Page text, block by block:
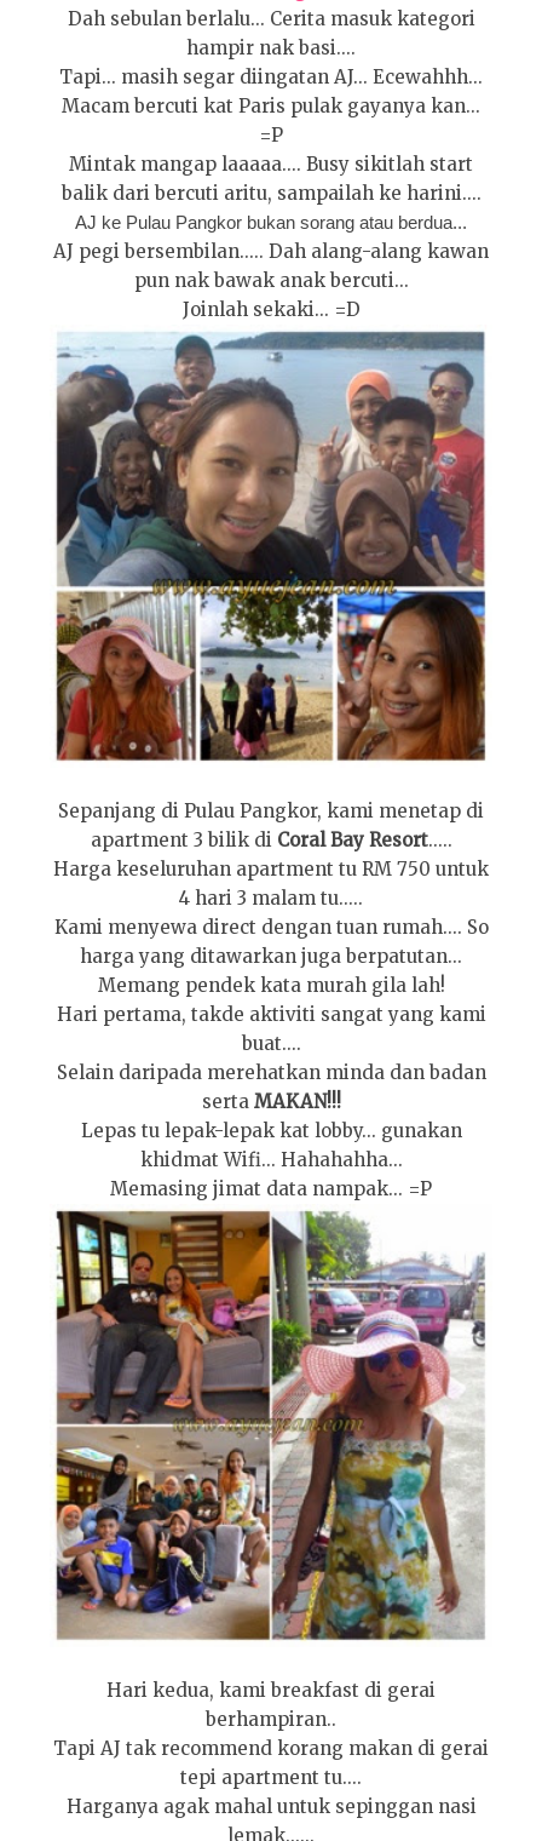
Dah sebulan berlalu... Cerita masuk kategori
hampir nak basi....
Tapi... masih segar diingatan AJ... Ecewahhh...
Macam bercuti kat Paris pulak gayanya kan...
=P
Mintak mangap laaaaa.... Busy sikitlah start
balik dari bercuti aritu, sampailah ke harini....
AJ ke Pulau Pangkor bukan sorang atau berdua...
AJ pegi bersembilan..... Dah alang-alang kawan
pun nak bawak anak bercuti...
Joinlah sekaki... =D
Sepanjang di Pulau Pangkor, kami menetap di
apartment 3 bilik di Coral Bay Resort.....
Harga keseluruhan apartment tu RM 750 untuk
4 hari 3 malam tu.....
Kami menyewa direct dengan tuan rumah.... So
harga yang ditawarkan juga berpatutan...
Memang pendek kata murah gila lah!
Hari pertama, takde aktiviti sangat yang kami
buat....
Selain daripada merehatkan minda dan badan
serta MAKAN!!!
Lepas tu lepak-lepak kat lobby... gunakan
khidmat Wifi... Hahahahha...
Memasing jimat data nampak... =P
Hari kedua, kami breakfast di gerai
berhampiran..
Tapi AJ tak recommend korang makan di gerai
tepi apartment tu....
Harganya agak mahal untuk sepinggan nasi
lemak......